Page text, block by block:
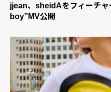
jjean、sheidAをフィーチ
boy”MV公開